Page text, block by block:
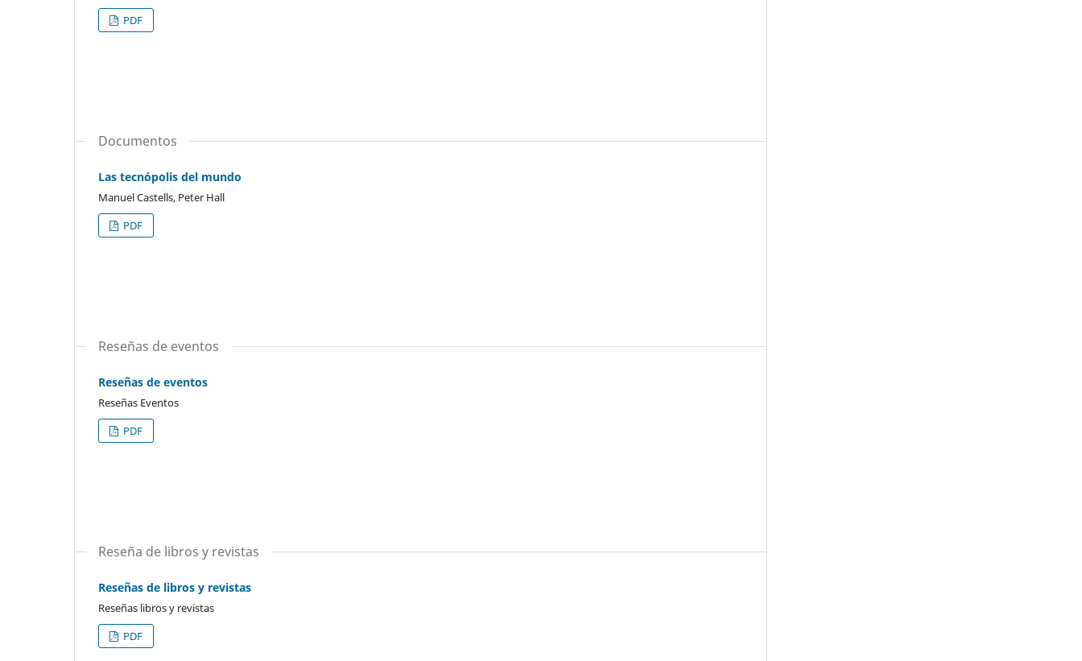
PDF
Documentos
Las tecnópolis del mundo
Manuel Castells, Peter Hall
PDF
Reseñas de eventos
Reseñas de eventos
Reseñas Eventos
PDF
Reseña de libros y revistas
Reseñas de libros y revistas
Reseñas libros y revistas
PDF